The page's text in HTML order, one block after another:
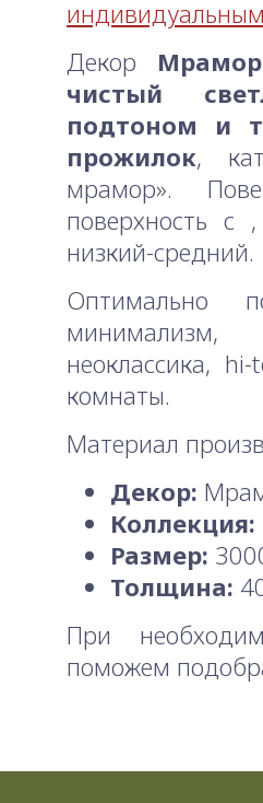
Декор
чистый
подтоном и
прожилок,
мрамор».
поверхность с
низкий-средний.
Оптимально
минимализм,
неоклассика,
комнаты.
Материал
Декор:
Коллекция:
Размер:
Толщина:
При
поможем